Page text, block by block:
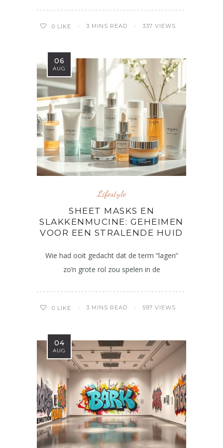
0 LIKE 3 MINS READ 337 VIEWS
06
AUG
Lifestyle
SHEET MASKS EN
SLAKKENMUCINE: GEHEIMEN
VOOR EEN STRALENDE HUID
Wie had ooit gedacht dat de term “lagen”
zo’n grote rol zou spelen in de
0 LIKE 3 MINS READ 597 VIEWS
04
AUG